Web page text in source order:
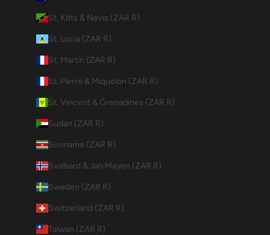
St. Kitts & Nevis (ZAR R)
St. Lucia (ZAR R)
St. Martin (ZAR R)
St. Pierre & Miquelon (ZAR R)
St. Vincent & Grenadines (ZAR R)
Sudan (ZAR R)
Suriname (ZAR R)
Svalbard & Jan Mayen (ZAR R)
Sweden (ZAR R)
Switzerland (ZAR R)
Taiwan (ZAR R)